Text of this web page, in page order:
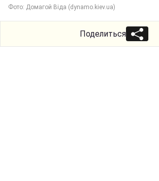
Фото: Домагой Віда (dynamo.kiev.ua)
Поделиться